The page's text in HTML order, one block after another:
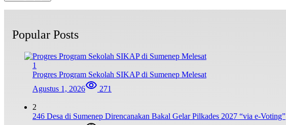
Popular Posts
1
Progres Program Sekolah SIKAP di Sumenep Melesat
Agustus 1, 2026
271
2
246 Desa di Sumenep Direncanakan Bakal Gelar Pilkades 2027 “via e-Voting”